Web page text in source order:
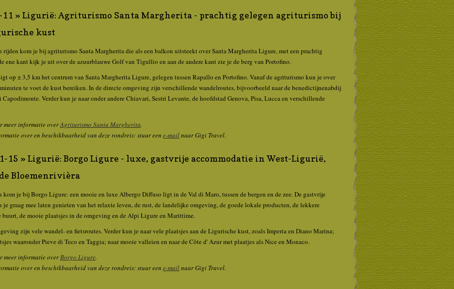
11 » Ligurië: Agriturismo Santa Margherita - prachtig gelegen agriturismo bij
kust
rijden kom je bij agriturismo Santa Margherita die als een balkon uitsteekt over Santa Margherita Ligure, met een prachtig
ene kant kijk je uit over de azuurblauwe Golf van Tigullio en aan de andere kant zie je de berg van Portofino.
op ± 3,5 km het centrum van Santa Margherita Ligure, gelegen tussen Rapallo en Portofino. Vanaf de agriturismo kun je over
te voet de kust bereiken. In de directe omgeving zijn verschillende wandelroutes, bijvoorbeeld naar de benedictijnenabdij
Capodimonte. Verder kun je naar onder andere Chiavari, Sestri Levante, de hoofdstad Genova, Pisa, Lucca en verschillende
meer informatie overAgriturismo Santa Margherita.
over en beschikbaarheid van deze rondreis: stuur een e-mailnaar Gigi Travel.
15 » Ligurië: Borgo Ligure - luxe, gastvrije accommodatie in West-Ligurië,
Bloemenrivièra
kom je bij Borgo Ligure: een mooie en luxe Albergo Diffuso ligt in de Val di Maro, tussen de bergen en de zee. De gastvrije
je graag mee laten genieten van het relaxte leven, de rust, de landelijke omgeving, de goede lokale producten, de lekkere
buurt, de mooie plaatsjes in de omgeving en de Alpi Ligure en Marittime.
zijn vele wandel- en fietsroutes. Verder kun je naar vele plaatsjes aan de Ligurische kust, zoals Imperia en Diano Marina;
waaronder Pieve di Teco en Taggia; naar mooie valleien en naar de Côte d' Azur met plaatjes als Nice en Monaco.
meer informatie overBorgo Ligure.
over en beschikbaarheid van deze rondreis: stuur een e-mailnaar Gigi Travel.